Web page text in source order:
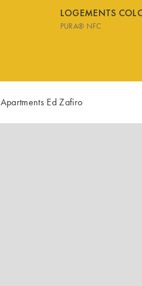
LOGEMENTS
PURA® NFC
Apartments Ed Zafiro